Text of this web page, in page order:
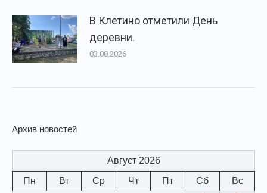
В Клетино отметили День
деревни.
03.08.2026
Архив новостей
Август 2026
Пн
Вт Ср Чт Пт Сб
Вс